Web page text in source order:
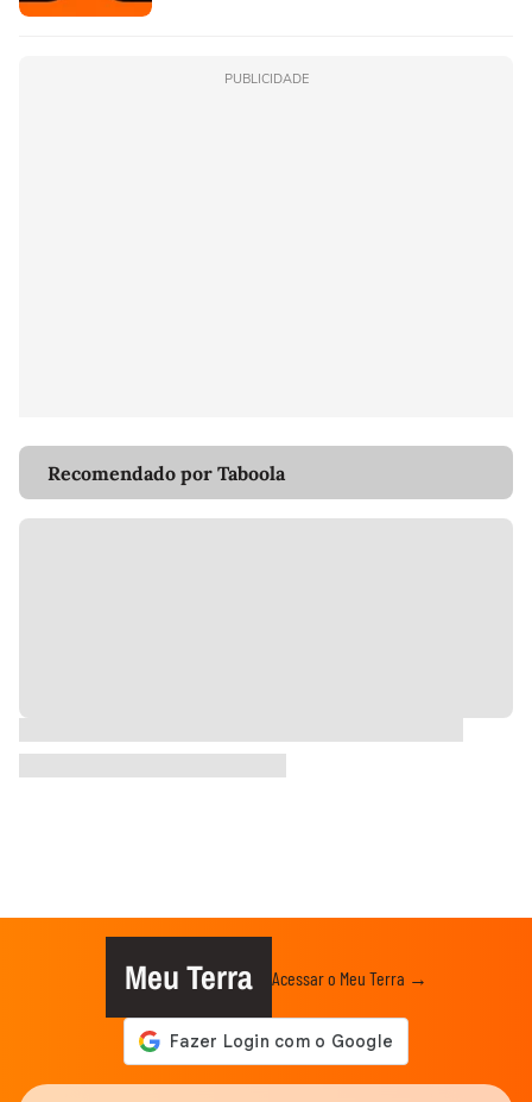
PUBLICIDADE
Recomendado por Taboola
Meu Terra Acessar o Meu Terra →